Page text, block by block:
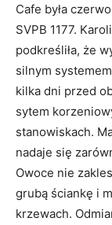
Cafe była
SVPB 1177.
podkreśliła, że
silnym
kilka dni przed
sytem
stanowiskach.
nadaje się
Owoce nie
grubą ściankę i
krzewach.